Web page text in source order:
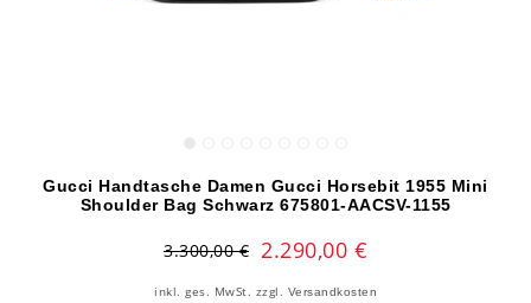
Gucci Handtasche Damen Gucci Horsebit 1955 Mini
Shoulder Bag Schwarz 675801-AACSV-1155
3.300,00 € 2.290,00 €
inkl. ges. MwSt. zzgl. Versandkosten